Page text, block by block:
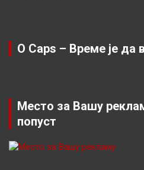
O Caps – Време је да
Место за Вашу
попуст